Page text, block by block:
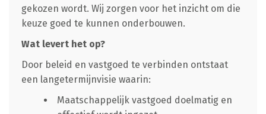
gekozen wordt. Wij zorgen voor het inzicht om die
keuze goed te kunnen onderbouwen.
Wat levert het op?
Door beleid en vastgoed te verbinden ontstaat
een langetermijnvisie waarin:
Maatschappelijk vastgoed doelmatig en